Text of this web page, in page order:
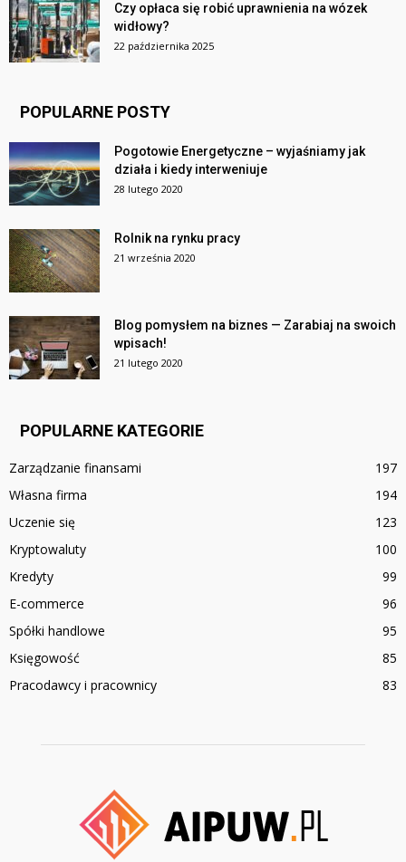
Czy opłaca się robić uprawnienia na wózek
widłowy?
22 października 2025
POPULARNE POSTY
Pogotowie Energetyczne – wyjaśniamy jak
działa i kiedy interweniuje
28 lutego 2020
Rolnik na rynku pracy
21 września 2020
Blog pomysłem na biznes — Zarabiaj na swoich
wpisach!
21 lutego 2020
POPULARNE KATEGORIE
Zarządzanie finansami
197
Własna firma
194
Uczenie się
123
Kryptowaluty
100
Kredyty
99
E-commerce
96
Spółki handlowe
95
Księgowość
85
Pracodawcy i pracownicy
83